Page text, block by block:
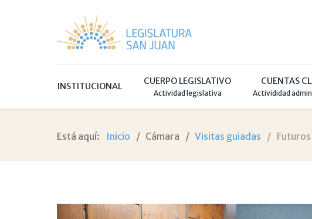
INSTITUCIONAL CUERPO LEGISLATIVO
Actividad legislativa
CUENTAS
Activididad
Está aquí: Inicio Cámara Visitas guiadas